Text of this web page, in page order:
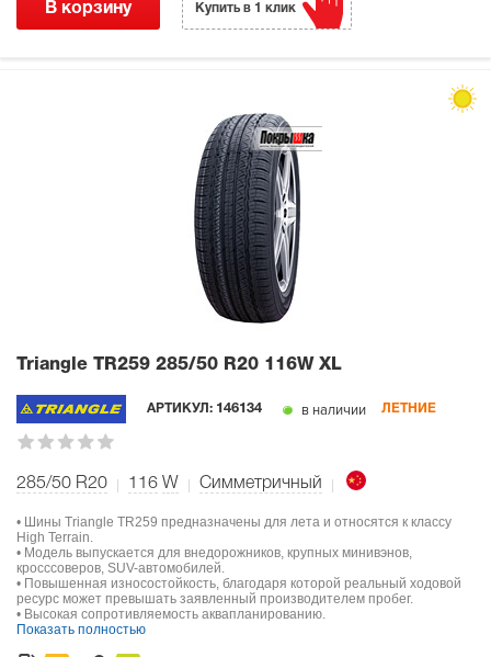
В корзину Купить в 1 клик
Triangle TR259 285/50 R20 116W XL
АРТИКУЛ: 146134 в наличии ЛЕТНИЕ
285/50 R20 116 W Симметричный
• Шины Triangle TR259 предназначены для лета и относятся к классу
High Terrain.
• Модель выпускается для внедорожников, крупных минивэнов,
кросссоверов, SUV-автомобилей.
• Повышенная износостойкость, благодаря которой реальный ходовой
ресурс может превышать заявленный производителем пробег.
• Высокая сопротивляемость аквапланированию.
Показать полностью